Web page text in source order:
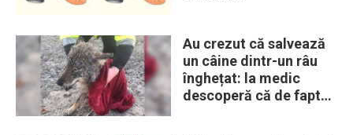
Au crezut că salvează
un câine dintr-un râu
înghețat: la medic
descoperă că de fapt